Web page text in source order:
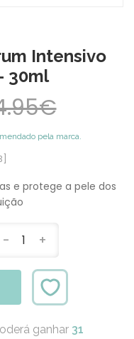
Intensivo
30ml
pela marca.
e protege a pele dos
- 1 +
ganhar 31